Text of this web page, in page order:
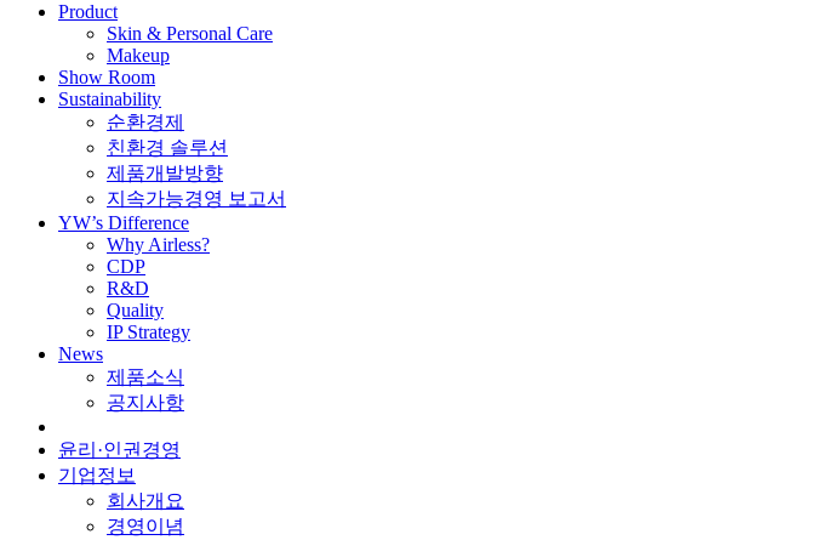
Product
Skin & Personal Care
Makeup
Show Room
Sustainability
순환경제
친환경 솔루션
제품개발방향
지속가능경영 보고서
YW’s Difference
Why Airless?
CDP
R&D
Quality
IP Strategy
News
제품소식
공지사항
윤리·인권경영
기업정보
회사개요
경영이념